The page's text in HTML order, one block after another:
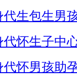
代生包生男
代怀生子中
代怀男孩助